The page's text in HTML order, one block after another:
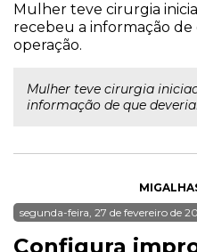
Mulher teve cirurgia
recebeu a informação
operação.
Mulher teve cirurgia
informação de que
segunda-feira, 27 de fevereiro de
Configura